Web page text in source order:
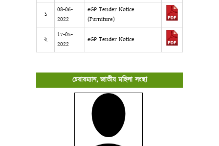
১
08-06-
2022
eGP Tender Notice
(Furniture)
২
17-05-
2022
eGP Tender Notice
চেয়ারম্যান, জাতীয় মহিলা সংস্থা